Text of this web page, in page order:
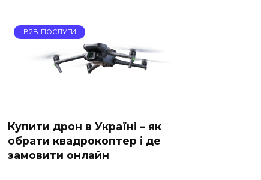
B2B-ПОСЛУГИ
Купити дрон в Україні – як
обрати квадрокоптер і де
замовити онлайн